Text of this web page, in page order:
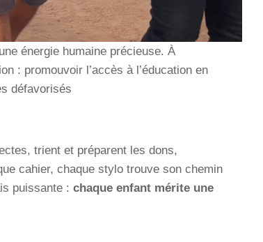
énergie humaine précieuse. À
: promouvoir l’accès à l’éducation en
défavorisés
trient et préparent les dons,
cahier, chaque stylo trouve son chemin
puissante : chaque enfant mérite une